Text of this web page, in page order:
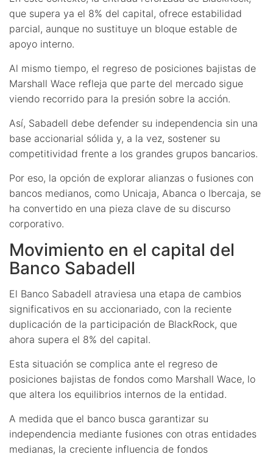
que supera ya el 8% del capital, ofrece estabilidad
parcial, aunque no sustituye un bloque estable de
apoyo interno.
Al mismo tiempo, el regreso de posiciones bajistas de
Marshall Wace refleja que parte del mercado sigue
viendo recorrido para la presión sobre la acción.
Así, Sabadell debe defender su independencia sin una
base accionarial sólida y, a la vez, sostener su
competitividad frente a los grandes grupos bancarios.
Por eso, la opción de explorar alianzas o fusiones con
bancos medianos, como Unicaja, Abanca o Ibercaja, se
ha convertido en una pieza clave de su discurso
corporativo.
Movimiento en el capital del
Banco Sabadell
El Banco Sabadell atraviesa una etapa de cambios
significativos en su accionariado, con la reciente
duplicación de la participación de BlackRock, que
ahora supera el 8% del capital.
Esta situación se complica ante el regreso de
posiciones bajistas de fondos como Marshall Wace, lo
que altera los equilibrios internos de la entidad.
A medida que el banco busca garantizar su
independencia mediante fusiones con otras entidades
medianas, la creciente influencia de fondos